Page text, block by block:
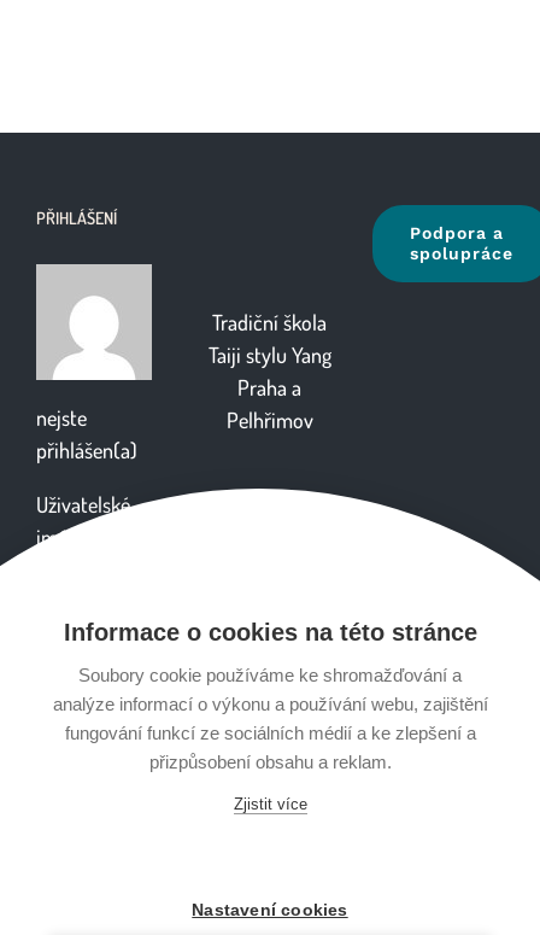
PŘIHLÁŠENÍ
nejste
přihlášen(a)
Uživatelské
jméno
Heslo
Tradiční škola
Taiji stylu Yang
Praha a
Pelhřimov
Podpora a
spolupráce
Obsah tohoto webu je určen výhradně pro studijní účely a nenahrazuje lékařskou
péči. Vhodnost cvičení konzultujte s lékařem.
Informace o cookies na této stránce
Soubory cookie používáme ke shromažďování a
analýze informací o výkonu a používání webu, zajištění
fungování funkcí ze sociálních médií a ke zlepšení a
přizpůsobení obsahu a reklam.
Zjistit více
Nastavení cookies